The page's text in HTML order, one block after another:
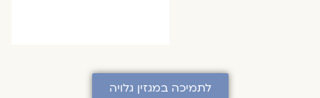
לתמיכה במגזין גלויה